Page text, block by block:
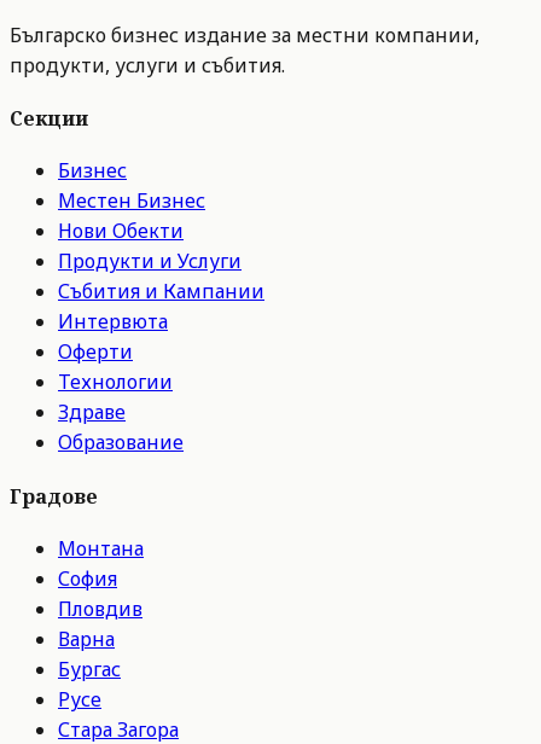
Българско бизнес издание за местни компании,
продукти, услуги и събития.
Секции
Бизнес
Местен Бизнес
Нови Обекти
Продукти и Услуги
Събития и Кампании
Интервюта
Оферти
Технологии
Здраве
Образование
Градове
Монтана
София
Пловдив
Варна
Бургас
Русе
Стара Загора